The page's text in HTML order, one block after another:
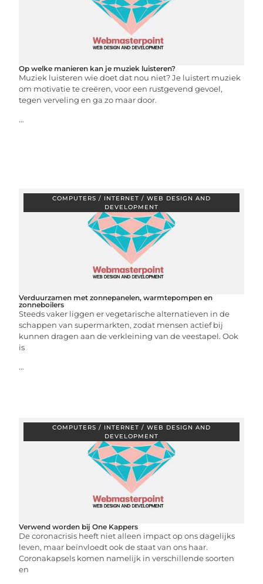
Op welke manieren kan je muziek luisteren?
Muziek luisteren wie doet dat nou niet? Je luistert muziek
om motivatie te creëren, voor een rustgevend gevoel,
tegen verveling en ga zo maar door.
...
COMPUTERS / INTERNET / WEB DESIGN AND
DEVELOPMENT
Verduurzamen met zonnepanelen, warmtepompen en
zonneboilers
Steeds vaker liggen er vegetarische alternatieven in de
schappen van supermarkten, zodat mensen actief bij
kunnen dragen aan de verkleining van de veestapel. Ook
is
...
COMPUTERS / INTERNET / WEB DESIGN AND
DEVELOPMENT
Verwend worden bij One Kappers
De coronacrisis heeft niet alleen impact op ons dagelijks
leven, maar beïnvloedt ook de staat van ons haar.
Coronakapsels komen namelijk in verschillende soorten
en